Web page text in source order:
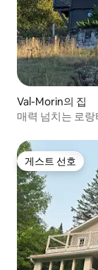
Val-Morin의 집
매력 넘치는 로
게스트 선호
게스트 선호